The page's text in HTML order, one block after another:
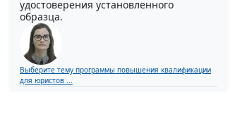
удостоверения установленного
образца.
Выберите тему программы повышения квалификации
для юристов ...